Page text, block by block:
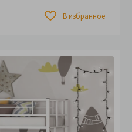
В избранное